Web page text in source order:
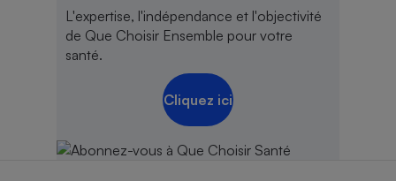
L'expertise, l'indépendance et l'objectivité
de Que Choisir Ensemble pour votre
santé.
Cliquez ici